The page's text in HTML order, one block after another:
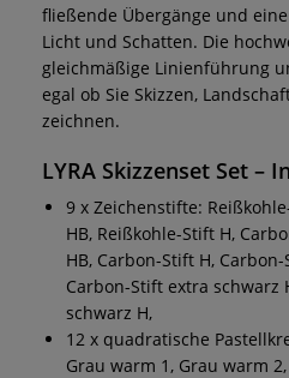
fließende Übergänge und
Licht und Schatten. Die
gleichmäßige Linienführung
egal ob Sie Skizzen,
zeichnen.
LYRA Skizzenset Set –
9 x Zeichenstifte:
HB, Reißkohle-Stift H,
HB, Carbon-Stift H,
Carbon-Stift extra schwarz
schwarz H,
12 x quadratische
Grau warm 1, Grau warm